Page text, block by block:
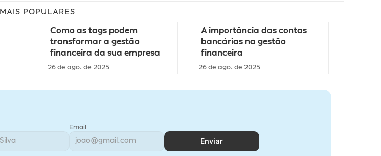
MAIS POPULARES
Como as tags podem
transformar a gestão
financeira da sua empresa
26 de ago. de 2025
A importância das contas
bancárias na gestão
financeira
26 de ago. de 2025
Email
Enviar